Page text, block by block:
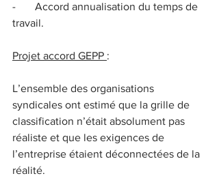
-       Accord annualisation du temps de
travail.
Projet accord GEPP :
L’ensemble des organisations
syndicales ont estimé que la grille de
classification n’était absolument pas
réaliste et que les exigences de
l’entreprise étaient déconnectées de la
réalité.